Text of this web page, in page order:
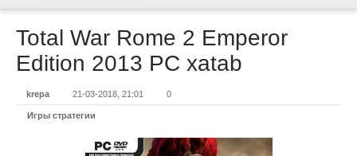
Total War Rome 2 Emperor
Edition 2013 PC xatab
krepa 21-03-2018, 21:01 0
Игры стратегии